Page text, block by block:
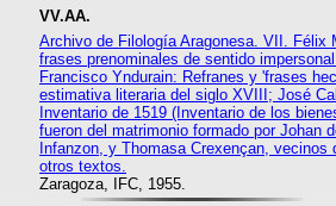
VV.AA.
Archivo de Filología Aragonesa. VII. Félix
frases prenominales de sentido
Francisco Yndurain: Refranes y 'frases
estimativa literaria del siglo XVIII; José
Inventario de 1519 (Inventario de los
fueron del matrimonio formado por Johan
Infanzon, y Thomasa Crexençan, vecinos
otros textos.
Zaragoza, IFC, 1955.